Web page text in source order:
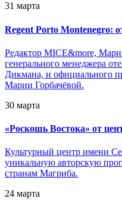
31 марта
Regent Porto Montenegro:
Редактор MICE&more,
генерального менеджера
Дикмана, и официального
Марии Горбачёвой.
30 марта
«Роскошь Востока» от
Культурный центр имени
уникальную авторскую
странам Магриба.
24 марта